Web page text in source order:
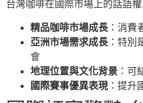
台灣咖啡在國際市場上的話語權.
精品咖啡市場成長 ：消費
亞洲市場需求成長 ：特別
會
地理位置與文化背景 ：可
國際賽事優異表現 ：提升